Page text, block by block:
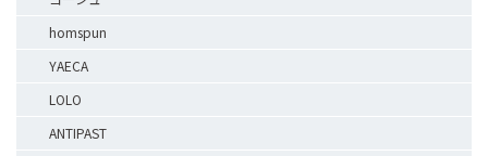
homspun
YAECA
LOLO
ANTIPAST